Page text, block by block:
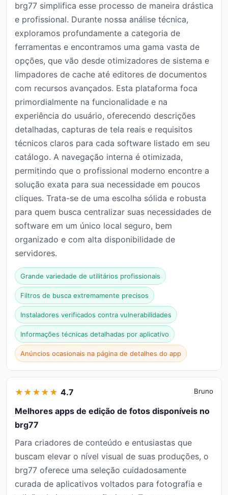
brg77 simplifica esse processo de maneira drástica
e profissional. Durante nossa análise técnica,
exploramos profundamente a categoria de
ferramentas e encontramos uma gama vasta de
opções, que vão desde otimizadores de sistema e
limpadores de cache até editores de documentos
com recursos avançados. Esta plataforma foca
primordialmente na funcionalidade e na
experiência do usuário, oferecendo descrições
detalhadas, capturas de tela reais e requisitos
técnicos claros para cada software listado em seu
catálogo. A navegação interna é otimizada,
permitindo que o profissional moderno encontre a
solução exata para sua necessidade em poucos
cliques. Trata-se de uma escolha sólida e robusta
para quem busca centralizar suas necessidades de
software em um único local seguro, bem
organizado e com alta disponibilidade de
servidores.
Grande variedade de utilitários profissionais
Filtros de busca extremamente precisos
Instaladores verificados contra vulnerabilidades
Informações técnicas detalhadas por aplicativo
Anúncios ocasionais na página de detalhes do app
★ ★ ★ ★ ★ 4.7 Bruno
Melhores apps de edição de fotos disponíveis no
brg77
Para criadores de conteúdo e entusiastas que
buscam elevar o nível visual de suas produções, o
brg77 oferece uma seleção cuidadosamente
curada de aplicativos voltados para fotografia e